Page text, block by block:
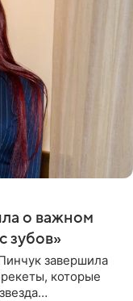
о важном
зубов»
завершила
которые